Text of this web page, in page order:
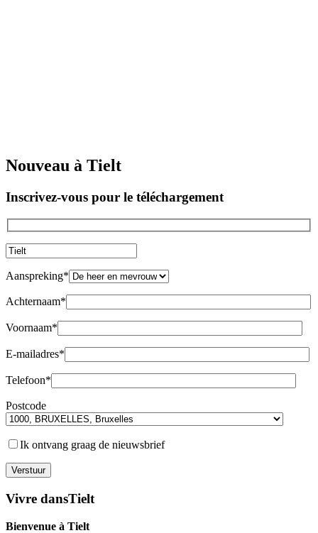
Nouveau à Tielt
Inscrivez-vous pour le téléchargement
Aanspreking*
Achternaam*
Voornaam*
E-mailadres*
Telefoon*
Postcode
Ik ontvang graag de nieuwsbrief
Vivre dansTielt
Bienvenue à Tielt